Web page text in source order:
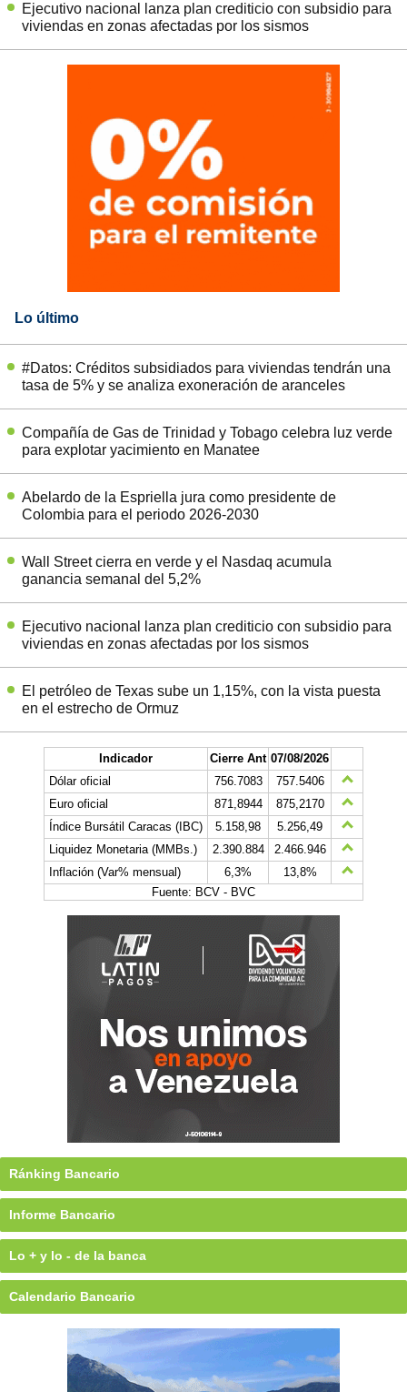
Ejecutivo nacional lanza plan crediticio con subsidio para
viviendas en zonas afectadas por los sismos
Lo último
#Datos: Créditos subsidiados para viviendas tendrán una
tasa de 5% y se analiza exoneración de aranceles
Compañía de Gas de Trinidad y Tobago celebra luz verde
para explotar yacimiento en Manatee
Abelardo de la Espriella jura como presidente de
Colombia para el periodo 2026-2030
Wall Street cierra en verde y el Nasdaq acumula
ganancia semanal del 5,2%
Ejecutivo nacional lanza plan crediticio con subsidio para
viviendas en zonas afectadas por los sismos
El petróleo de Texas sube un 1,15%, con la vista puesta
en el estrecho de Ormuz
Indicador Cierre Ant 07/08/2026
Dólar oficial
756.7083
757.5406
Euro oficial
871,8944
875,2170
Índice Bursátil Caracas (IBC)
5.158,98
5.256,49
Liquidez Monetaria (MMBs.)
2.390.884
2.466.946
Inflación (Var% mensual)
6,3%
13,8%
Fuente: BCV - BVC
Ránking Bancario
Informe Bancario
Lo + y lo - de la banca
Calendario Bancario